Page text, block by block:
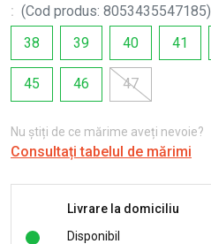
: (Cod produs: 8053435547185)
38
39 40 41
45 46 47
Nu știți de ce mărime aveți nevoie?
Consultați tabelul de mărimi
Livrare la domiciliu
Disponibil